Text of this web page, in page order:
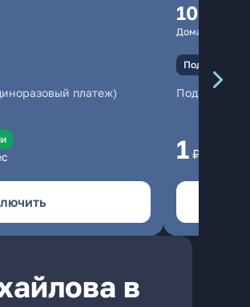
платеж)
100
Домашний
Подключение
1 ₽/мес
в